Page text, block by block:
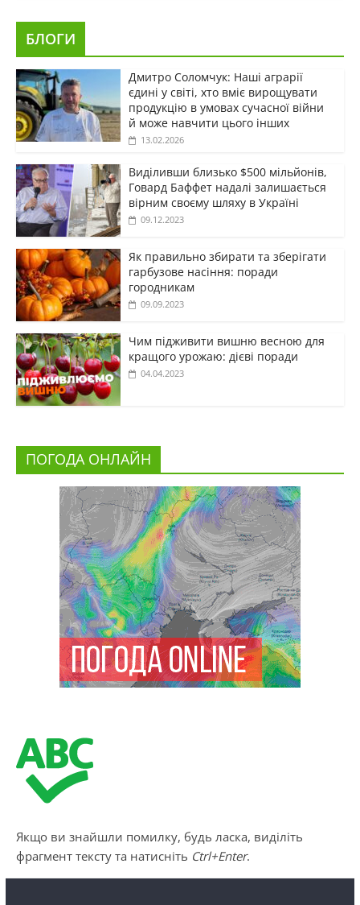
БЛОГИ
Дмитро Соломчук: Наші аграрії
єдині у світі, хто вміє вирощувати
продукцію в умовах сучасної війни
й може навчити цього інших
13.02.2026
Виділивши близько $500 мільйонів,
Говард Баффет надалі залишається
вірним своєму шляху в Україні
09.12.2023
Як правильно збирати та зберігати
гарбузове насіння: поради
городникам
09.09.2023
Чим підживити вишню весною для
кращого урожаю: дієві поради
04.04.2023
ПОГОДА ОНЛАЙН
Якщо ви знайшли помилку, будь ласка, виділіть
фрагмент тексту та натисніть Ctrl+Enter.